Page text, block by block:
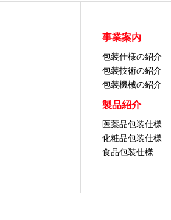
事業案内
包装仕様の紹介
包装技術の紹介
包装機械の紹介
製品紹介
医薬品包装仕様
化粧品包装仕様
食品包装仕様